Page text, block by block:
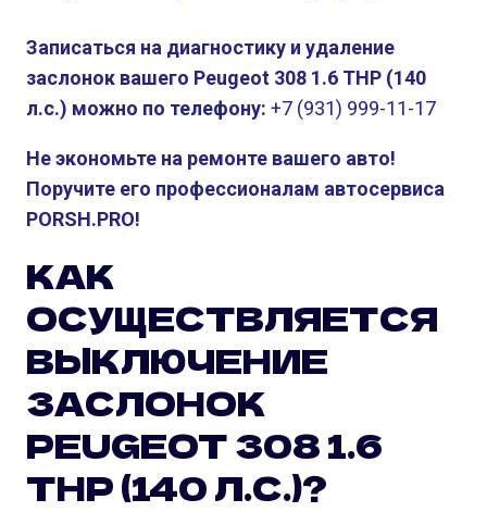
Записаться на диагностику и удаление
заслонок вашего Peugeot 308 1.6 THP (140
л.с.) можно по телефону: +7 (931) 999-11-17
Не экономьте на ремонте вашего авто!
Поручите его профессионалам автосервиса
PORSH.PRO!
КАК
ОСУЩЕСТВЛЯЕТСЯ
ВЫКЛЮЧЕНИЕ
ЗАСЛОНОК
PEUGEOT 308 1.6
THP (140 Л.С.)?